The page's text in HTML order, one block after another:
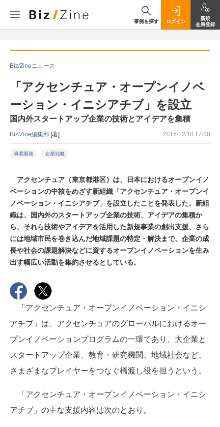
事例を探す ログイン
新規
会員登録
Biz/Zineニュース
「アクセンチュア・オープンイノベ
ーション・イニシアチブ」を設立
国内外スタートアップ企業の技術とアイデアを集積
Biz/Zine編集部[著] 2015/12/10 17:00
事業開発 企業戦略
アクセンチュア（東京都港区）は、日本におけるオープンイノ
ベーションの中核をめざす新組織「アクセンチュア・オープンイ
ノベーション・イニシアチブ」を設立したことを発表した。新組
織は、国内外のスタートアップ企業の技術、アイデアの集積か
ら、それら技術やアイデアを活用した新規事業の創出支援、さら
には地域市民を巻き込んだ地域課題の特定・解決まで、企業の成
長や社会の課題解決などに資するオープンイノベーションを生み
出す幅広い活動を集約させるとしている。
「アクセンチュア・オープンイノベーション・イニシ
アチブ」は、アクセンチュアのグローバルにおけるオー
プンイノベーションプログラムの一環であり、大企業と
スタートアップ企業、教育・研究機関、地域社会など、
さまざまなプレイヤーをつなぐ橋渡し役を担うという。
「アクセンチュア・オープンイノベーション・イニシ
アチブ」の主な支援内容は次のとおり。